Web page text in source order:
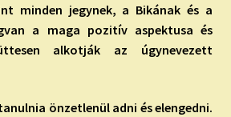
minden jegynek, a Bikának és a
a maga pozitív aspektusa és
alkotják az úgynevezett
önzetlenül adni és elengedni.